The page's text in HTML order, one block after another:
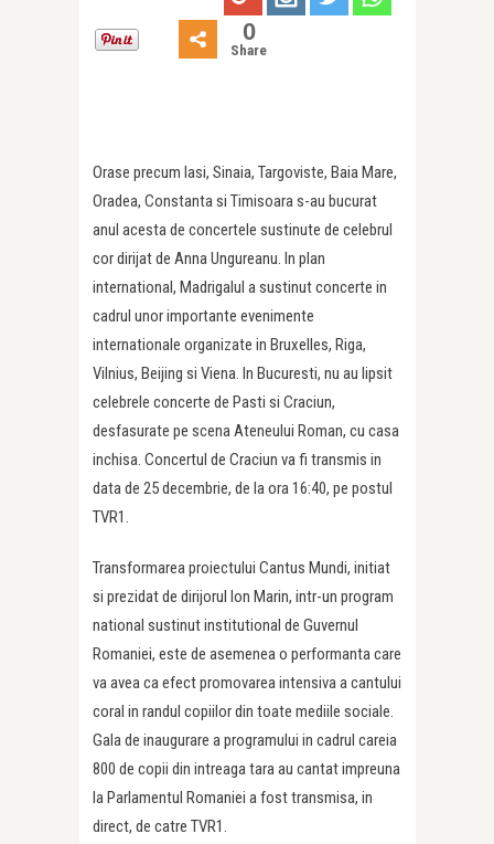
0
Share
Orase precum Iasi, Sinaia, Targoviste, Baia Mare,
Oradea, Constanta si Timisoara s-au bucurat
anul acesta de concertele sustinute de celebrul
cor dirijat de Anna Ungureanu. In plan
international, Madrigalul a sustinut concerte in
cadrul unor importante evenimente
internationale organizate in Bruxelles, Riga,
Vilnius, Beijing si Viena. In Bucuresti, nu au lipsit
celebrele concerte de Pasti si Craciun,
desfasurate pe scena Ateneului Roman, cu casa
inchisa. Concertul de Craciun va fi transmis in
data de 25 decembrie, de la ora 16:40, pe postul
TVR1.
Transformarea proiectului Cantus Mundi, initiat
si prezidat de dirijorul Ion Marin, intr-un program
national sustinut institutional de Guvernul
Romaniei, este de asemenea o performanta care
va avea ca efect promovarea intensiva a cantului
coral in randul copiilor din toate mediile sociale.
Gala de inaugurare a programului in cadrul careia
800 de copii din intreaga tara au cantat impreuna
la Parlamentul Romaniei a fost transmisa, in
direct, de catre TVR1.